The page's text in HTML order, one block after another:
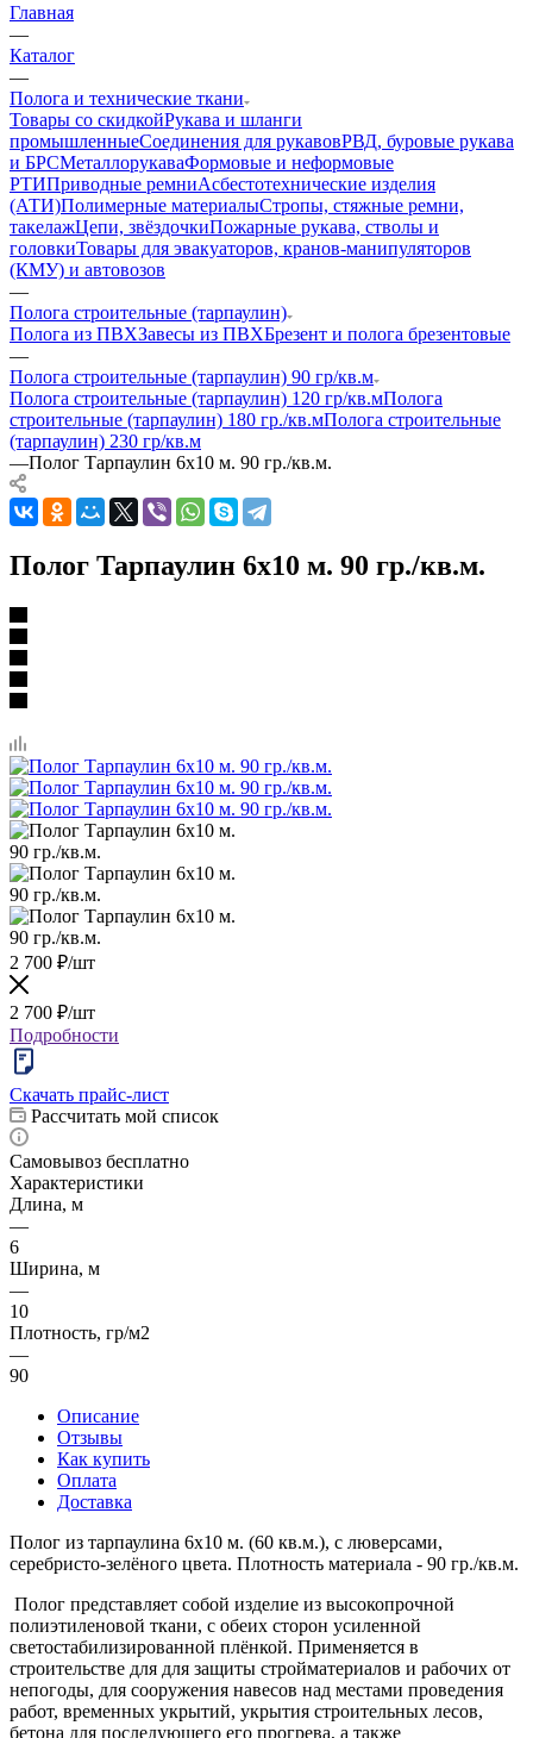
Главная
—
Каталог
—
Полога и технические ткани
Товары со скидкойРукава и шланги
промышленныеСоединения для рукавовРВД, буровые рукава
и БРСМеталлорукаваФормовые и неформовые
РТИПриводные ремниАсбестотехнические изделия
(АТИ)Полимерные материалыСтропы, стяжные ремни,
такелажЦепи, звёздочкиПожарные рукава, стволы и
головкиТовары для эвакуаторов, кранов-манипуляторов
(КМУ) и автовозов
—
Полога строительные (тарпаулин)
Полога из ПВХЗавесы из ПВХБрезент и полога брезентовые
—
Полога строительные (тарпаулин) 90 гр/кв.м
Полога строительные (тарпаулин) 120 гр/кв.мПолога
строительные (тарпаулин) 180 гр./кв.мПолога строительные
(тарпаулин) 230 гр/кв.м
—Полог Тарпаулин 6х10 м. 90 гр./кв.м.
Полог Тарпаулин 6х10 м. 90 гр./кв.м.
2 700 ₽/шт
2 700 ₽/шт
Подробности
Скачать прайс-лист
Рассчитать мой список
Самовывоз бесплатно
Характеристики
Длина, м
—
6
Ширина, м
—
10
Плотность, гр/м2
—
90
Описание
Отзывы
Как купить
Оплата
Доставка
Полог из тарпаулина 6х10 м. (60 кв.м.), с люверсами,
серебристо-зелёного цвета. Плотность материала - 90 гр./кв.м.
Полог представляет собой изделие из высокопрочной
полиэтиленовой ткани, с обеих сторон усиленной
светостабилизированной плёнкой. Применяется в
строительстве для для защиты стройматериалов и рабочих от
непогоды, для сооружения навесов над местами проведения
работ, временных укрытий, укрытия строительных лесов,
бетона для последующего его прогрева, а также